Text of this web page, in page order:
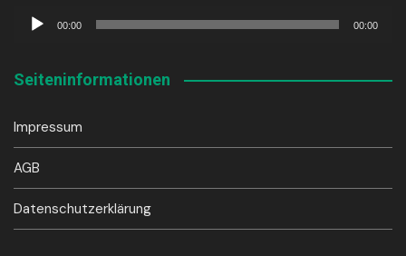
Audio-
00:00 00:00
Seiteninformationen
Impressum
AGB
Datenschutzerklärung